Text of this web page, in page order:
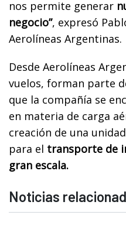
nos permite generar
negocio”, expresó
Aerolíneas Argentinas.
Desde Aerolíneas
vuelos, forman parte
que la compañía se
en materia de carga
creación de una
para el transporte de
gran escala.
Noticias